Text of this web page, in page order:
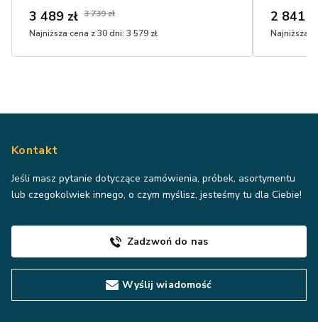
3 489 zł 3 739 zł
Najniższa cena z 30 dni: 3 579 zł
2 841
Najniższa
Kontakt
Jeśli masz pytanie dotyczące zamówienia, próbek, asortymentu
lub czegokolwiek innego, o czym myślisz, jesteśmy tu dla Ciebie!
Zadzwoń do nas
Wyślij wiadomość